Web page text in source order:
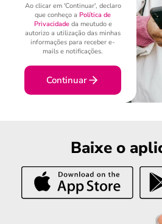
Ao clicar em 'Continuar', declaro
que conheço a Política de
Privacidadeda meutudo e
autorizo a utilização das minhas
informações para receber e-
mails e notificações.
Continuar
Baixe o